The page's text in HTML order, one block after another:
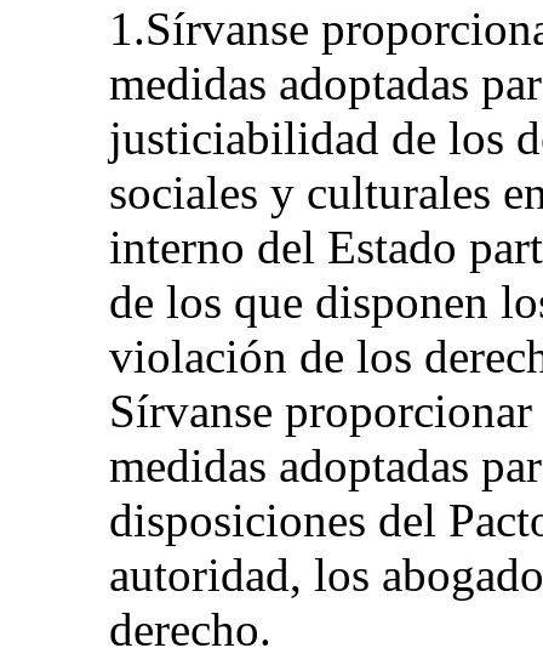
1.Sírvanse
medidas adoptadas
justiciabilidad de los
sociales y culturales
interno del Estado
de los que disponen
violación de los
Sírvanse
medidas adoptadas
disposiciones del
autoridad, los
derecho.